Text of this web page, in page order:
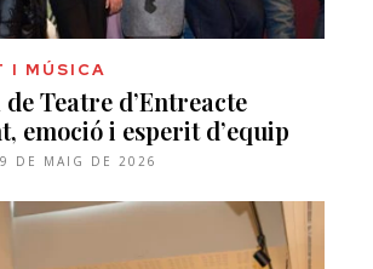
I MÚSICA
Teatre d’Entreacte
emoció i esperit d’equip
DE MAIG DE 2026